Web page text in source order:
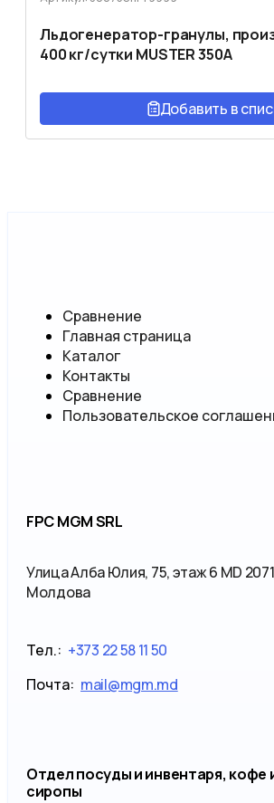
Льдогенератор-гранулы,
400 кг/сутки MUSTER 350A
Добавить в
Сравнение
Главная страница
Каталог
Контакты
Сравнение
Пользовательское
FPC MGM SRL
Улица Алба Юлия, 75, этаж 6 MD
Молдова
Тел.: +373 22 58 11 50
Почта: mail@mgm.md
Отдел посуды и инвентаря, кофе
сиропы